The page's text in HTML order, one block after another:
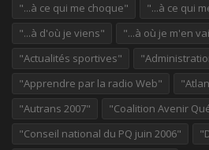
"...à ce qui me choque"
"...à ce qui
"...à d'où je viens"
"...à où je m'en
"Actualités sportives"
"Apprendre par la radio Web"
"Autrans 2007"
"Coalition Avenir
"Conseil national du PQ juin 2006"